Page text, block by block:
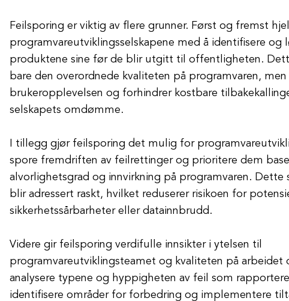
Feilsporing er viktig av flere grunner. Først og fremst
programvareutviklingsselskapene med å identifisere og
produktene sine før de blir utgitt til offentligheten.
bare den overordnede kvaliteten på programvaren,
brukeropplevelsen og forhindrer kostbare
selskapets omdømme.
I tillegg gjør feilsporing det mulig for
spore fremdriften av feilrettinger og prioritere dem
alvorlighetsgrad og innvirkning på programvaren. Dette
blir adressert raskt, hvilket reduserer risikoen for
sikkerhetssårbarheter eller datainnbrudd.
Videre gir feilsporing verdifulle innsikter i ytelsen til
programvareutviklingsteamet og kvaliteten på arbeidet
analysere typene og hyppigheten av feil som
identifisere områder for forbedring og implementere